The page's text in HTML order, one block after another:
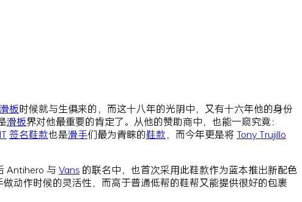
滑板时候就与生俱来的，而这十八年的光阴中，又有十六年他的身份
滑板界对他最重要的肯定了。从他的赞助商中，也能一窥究竟：
签名鞋款也是滑手们最为青睐的鞋款 ，而今年更是将 Tony Trujillo
Antihero 与 Vans 的联名中，也首次采用此鞋款作为蓝本推出新配色
动作时候的灵活性，而高于普通低帮的鞋帮又能提供很好的包裹